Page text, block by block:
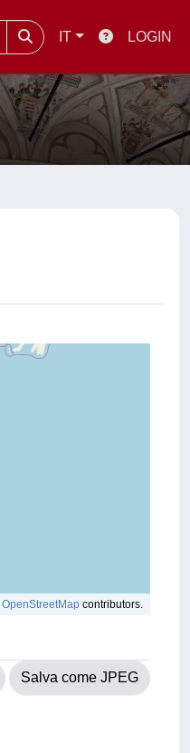
IT LOGIN
OpenStreetMap contributors.
Salva come JPEG